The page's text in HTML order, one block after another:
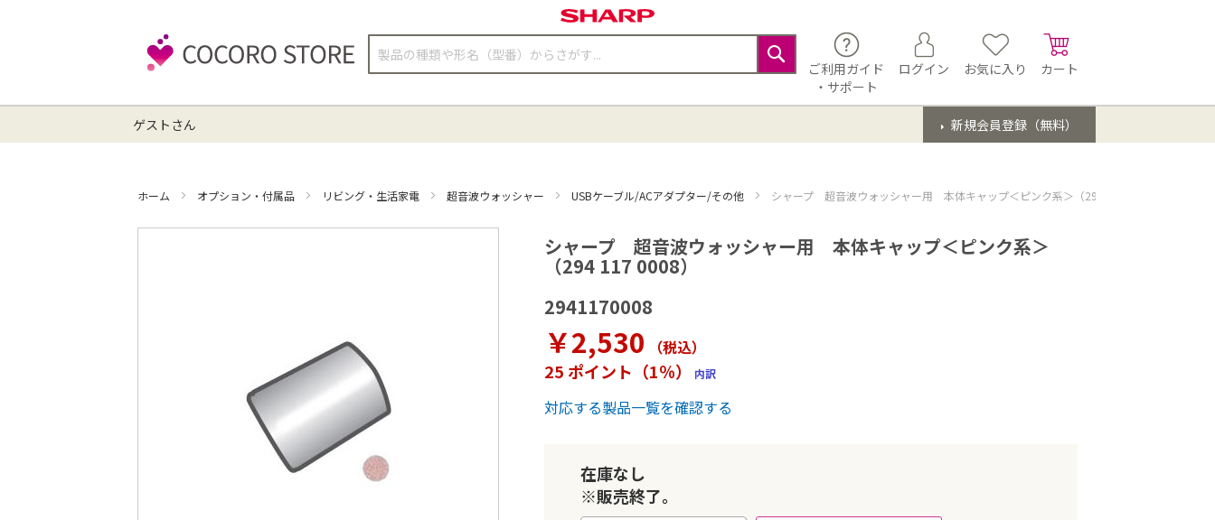
検
検
ご利用ガイド
・サポート
ログイン お気に入り カート
新規会員登録（無料）
ゲストさん
ホーム オプション・付属品 リビング・生活家電 超音波ウォッシャー USBケーブル/ACアダプター/その他 シャープ 超音波ウォッシャー用 本体キャップ＜ピンク系＞（294 117 0008）
シャープ 超音波ウォッシャー用 本体キャップ＜ピンク系＞
（294 117 0008）
2941170008
￥2,530 （税込）
25 ポイント（1％） 内訳
対応する製品一覧を確認する
在庫なし
※販売終了。